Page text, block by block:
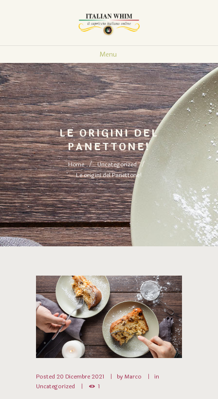
Menu
LE ORIGINI DEL
PANETTONE!
Home
Uncategorized
Le origini del Panettone!
Posted 20 Dicembre 2021 by Marco
in
Uncategorized
1